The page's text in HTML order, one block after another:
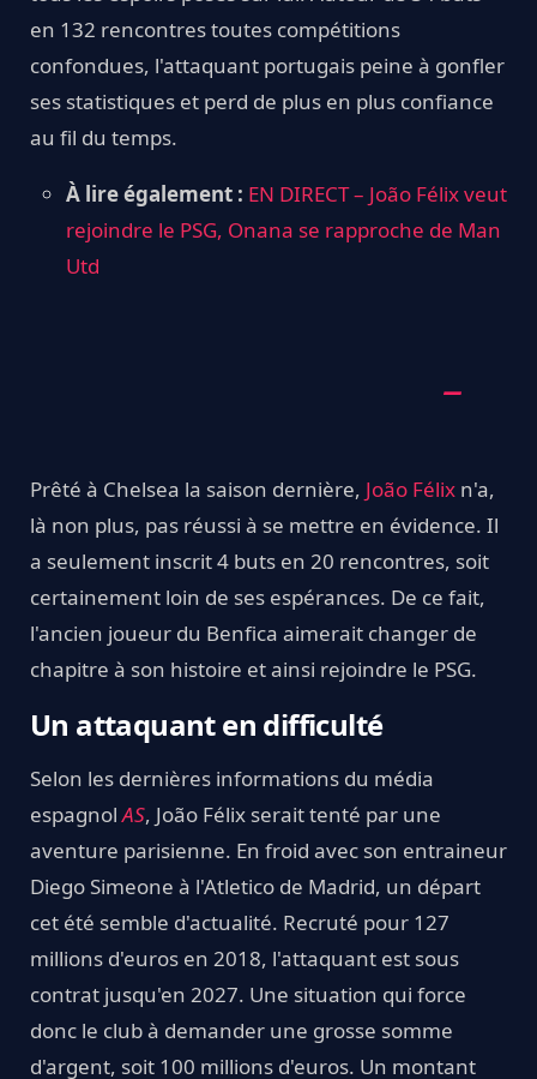
en 132 rencontres toutes compétitions
confondues, l'attaquant portugais peine à gonfler
ses statistiques et perd de plus en plus confiance
au fil du temps.
À lire également : EN DIRECT – João Félix veut
rejoindre le PSG, Onana se rapproche de Man
Utd
Prêté à Chelsea la saison dernière, João Félix n'a,
là non plus, pas réussi à se mettre en évidence. Il
a seulement inscrit 4 buts en 20 rencontres, soit
certainement loin de ses espérances. De ce fait,
l'ancien joueur du Benfica aimerait changer de
chapitre à son histoire et ainsi rejoindre le PSG.
Un attaquant en difficulté
Selon les dernières informations du média
espagnolAS, João Félix serait tenté par une
aventure parisienne. En froid avec son entraineur
Diego Simeone à l'Atletico de Madrid, un départ
cet été semble d'actualité. Recruté pour 127
millions d'euros en 2018, l'attaquant est sous
contrat jusqu'en 2027. Une situation qui force
donc le club à demander une grosse somme
d'argent, soit 100 millions d'euros. Un montant